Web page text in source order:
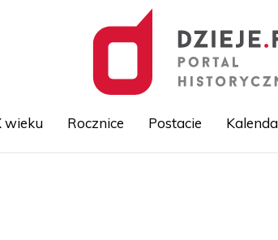
wieku Rocznice Postacie